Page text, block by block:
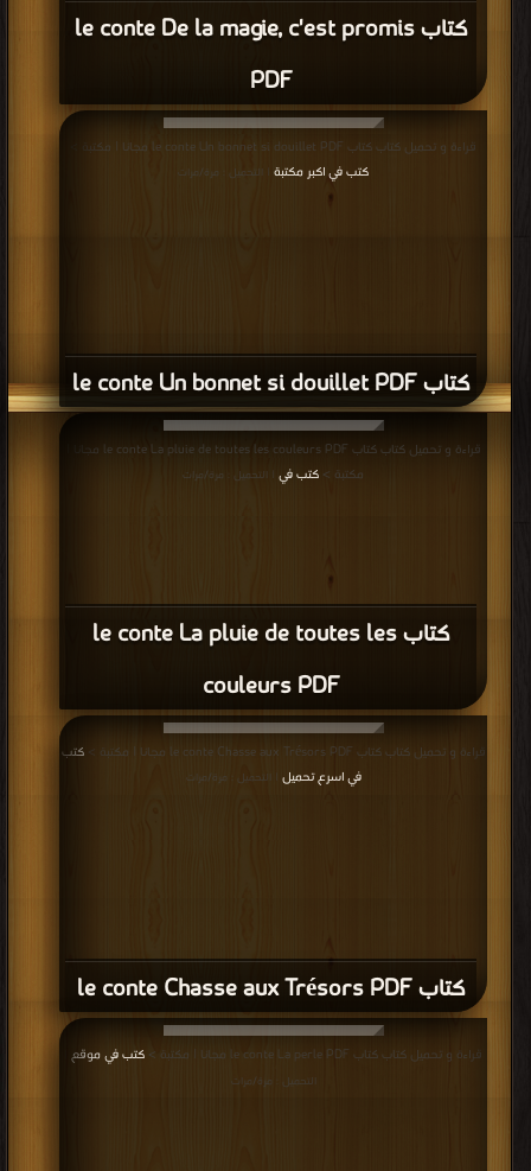
كتاب le conte De la magie, c'est promis
PDF
كتاب le conte Un bonnet si douillet PDF
قراءة و تحميل كتاب كتاب le conte Un bonnet si douillet PDF مجانا | مكتبة >
كتب في اكبر مكتبة | التحميل : مرة/مرات
كتاب le conte La pluie de toutes les
couleurs PDF
قراءة و تحميل كتاب كتاب le conte La pluie de toutes les couleurs PDF مجانا |
مكتبة > كتب في | التحميل : مرة/مرات
كتاب le conte Chasse aux Trésors PDF
قراءة و تحميل كتاب كتاب le conte Chasse aux Trésors PDF مجانا | مكتبة >
كتب
في اسرع تحميل
| التحميل : مرة/مرات
قراءة و تحميل كتاب كتاب le conte La perle PDF مجانا | مكتبة > كتب في موقع
التحميل : مرة/مرات